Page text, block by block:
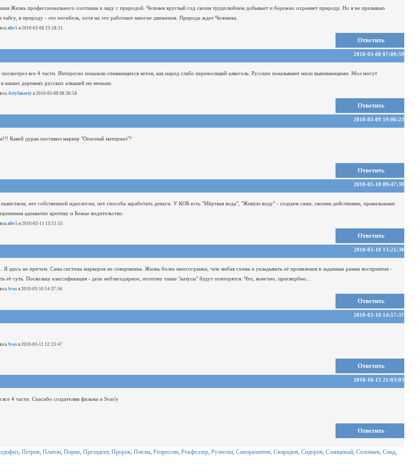
Жизнь профессионального охотника в ладу с природой.Человек круглый год своим трудолюбием добывает и бережно охраняет природу.Но я не призываю
тайгу, в природу - это погибель, хотя на это работают многие движения.Природа ждет Человека.
nbv5 в 2010-03-06 23:18:21
Ответить
2010-03-08 07:00:59
посмотрел все 4 части.Интересно показали спивающихся кетов, как народ слабо переносящий алкоголь. Русских показывают мило выпивающими. Мол могут
наших деревнях русских алкашей ни меньше.
ArtySmarty в 2010-03-08 08:36:58
Ответить
2010-03-09 19:06:23
Какой дурак поставил маркер "Опасный материал"?
Ответить
2010-03-10 09:47:38
нет собственной идеологии, нет способа заработать деньги.У КОБ есть "Мёртвая вода", "Живую воду" - создаем сами, своими действиями, правильными
адекватно критику и Божье водительство.
nbv5 в 2010-03-11 13:51:55
Ответить
2010-03-10 13:21:30
Я здесь не причем.Сама система маркеров не совершенна. Жизнь более многогранна,чем любая схема и укладывать её проявления в заданные рамки восприятия -
её суть. Поскольку классификация - дело неблагодарное, поэтому такие "казусы" будут повторятся. Что, конечно, прискорбно...
Svas в 2010-03-10 14:37:56
Ответить
2010-03-10 14:57:37
Svas в 2010-03-11 12:23:47
Ответить
2010-10-13 21:03:03
4 части. Спасибо создателям фильма и Svas'у
Ответить
, Петров, Платон, Порно, Президент, Пророк, Пчелы, Репрессии, Рокфеллер, Рузвельт, Саморазвитие, Свиридов, Сидоров, Сланцевый, Соловьев, Спид,